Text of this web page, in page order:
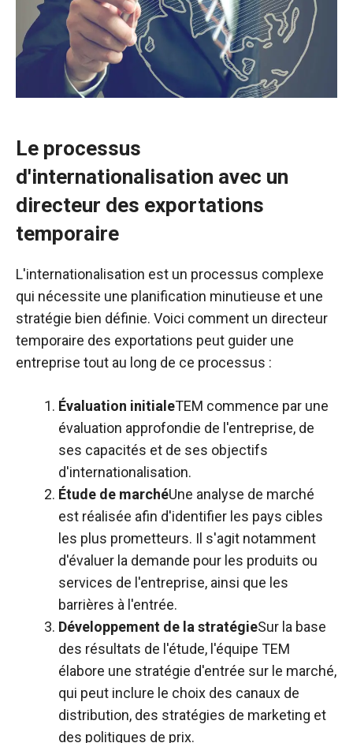
Le processus
d'internationalisation avec un
directeur des exportations
temporaire
L'internationalisation est un processus complexe
qui nécessite une planification minutieuse et une
stratégie bien définie. Voici comment un directeur
temporaire des exportations peut guider une
entreprise tout au long de ce processus :
Évaluation initialeTEM commence par une
évaluation approfondie de l'entreprise, de
ses capacités et de ses objectifs
d'internationalisation.
Étude de marchéUne analyse de marché
est réalisée afin d'identifier les pays cibles
les plus prometteurs. Il s'agit notamment
d'évaluer la demande pour les produits ou
services de l'entreprise, ainsi que les
barrières à l'entrée.
Développement de la stratégieSur la base
des résultats de l'étude, l'équipe TEM
élabore une stratégie d'entrée sur le marché,
qui peut inclure le choix des canaux de
distribution, des stratégies de marketing et
des politiques de prix.